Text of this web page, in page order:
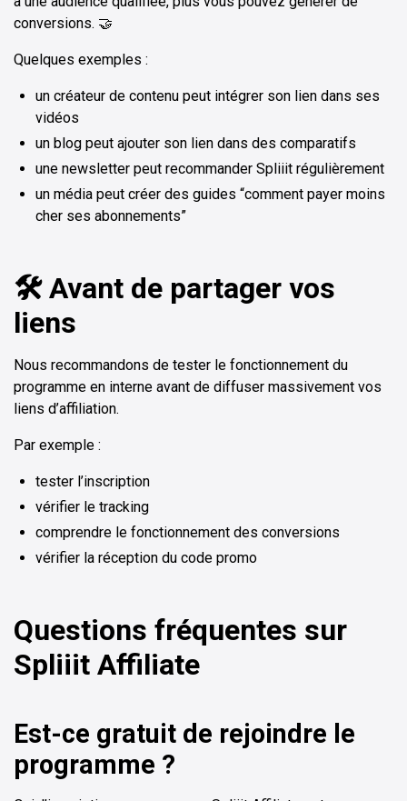
conversions. 🤝
Quelques exemples :
un créateur de contenu peut intégrer son lien dans ses
vidéos
un blog peut ajouter son lien dans des comparatifs
une newsletter peut recommander Spliiit régulièrement
un média peut créer des guides “comment payer moins
cher ses abonnements”
🛠️ Avant de partager vos
liens
Nous recommandons de tester le fonctionnement du
programme en interne avant de diffuser massivement vos
liens d’affiliation.
Par exemple :
tester l’inscription
vérifier le tracking
comprendre le fonctionnement des conversions
vérifier la réception du code promo
Questions fréquentes sur
Spliiit Affiliate
Est-ce gratuit de rejoindre le
programme ?